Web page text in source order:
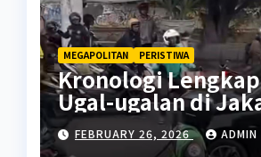
MEGAPOLITAN PERISTIWA
Kronologi
Ugal-ugalan di
Pusat
FEBRUARY 26, 2026 ADMIN